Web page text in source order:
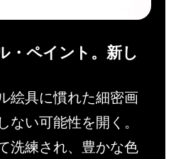
・ペイント。新し
絵具に慣れた細密画
ない可能性を開く。
洗練され、豊かな色